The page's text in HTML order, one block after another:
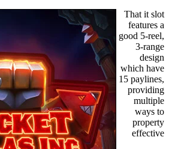
That it slot
features a
good 5-reel,
3-range
design
which have
15 paylines,
providing
multiple
ways to
property
effective